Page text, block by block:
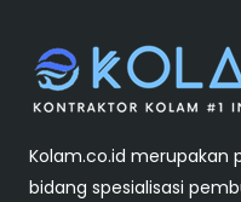
Kolam.co.id merupakan
bidang spesialisasi